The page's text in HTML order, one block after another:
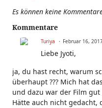
Es können keine
Kommentare
Turiya Februar 16,
Liebe Jyoti,
ja, du hast recht, warum
überhaupt ??? Mich hat
und dazu war der Film
Hätte auch nicht gedacht,